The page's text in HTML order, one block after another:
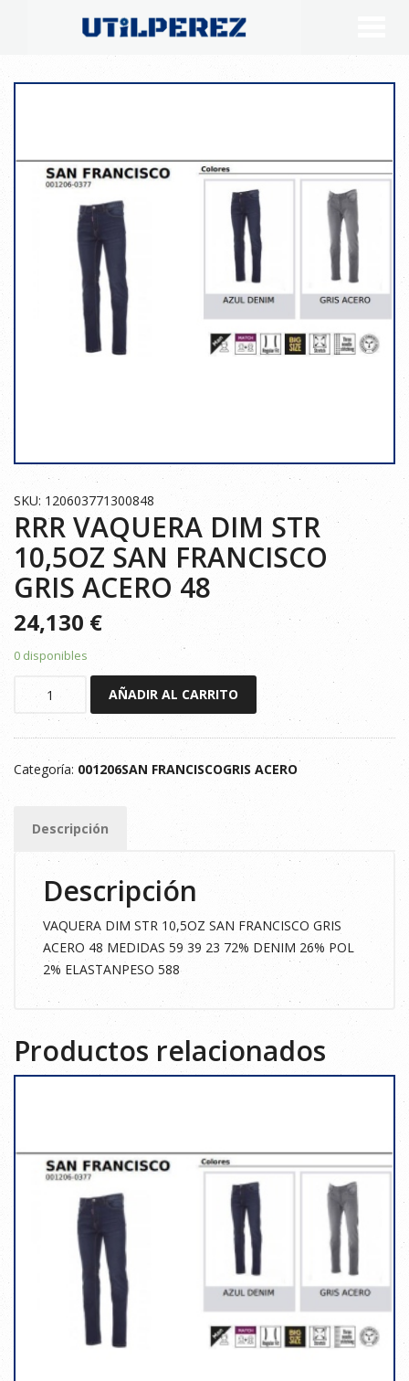
SKU: 120603771300848
RRR VAQUERA DIM STR
10,5OZ SAN FRANCISCO
GRIS ACERO 48
24,130€
0 disponibles
10,5OZ
GRIS
ACERO
cantidad
AÑADIR AL CARRITO
Categoría: 001206SAN FRANCISCOGRIS ACERO
Descripción
Descripción
VAQUERA DIM STR 10,5OZ SAN FRANCISCO GRIS
ACERO 48 MEDIDAS 59 39 23 72% DENIM 26% POL
2% ELASTANPESO 588
Productos relacionados